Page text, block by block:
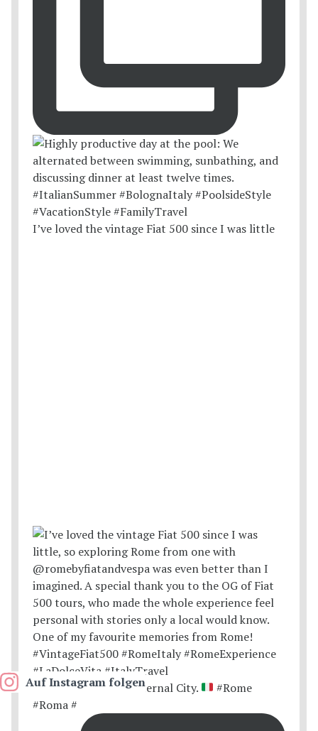
I’ve loved the vintage Fiat 500 since I was little
Postcards from the Eternal City.
#Rome
#Roma #
Auf Instagram folgen